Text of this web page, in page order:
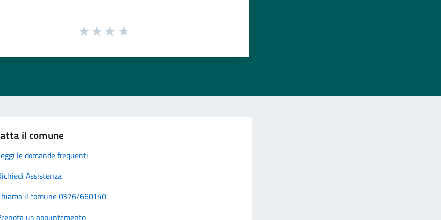
il comune
le domande frequenti
Assistenza
il comune 0376/660140
un appuntamento